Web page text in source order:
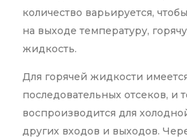
количество варьируется,
на выходе температуру,
жидкость.
Для горячей жидкости
последовательных отсеков, и
воспроизводится для
других входов и выходов.